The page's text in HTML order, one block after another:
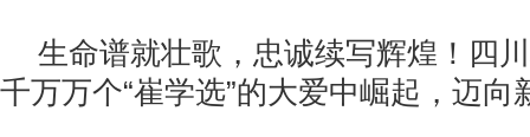
生命谱就壮歌，忠诚续写辉煌！四
千万万个“崔学选”的大爱中崛起，迈